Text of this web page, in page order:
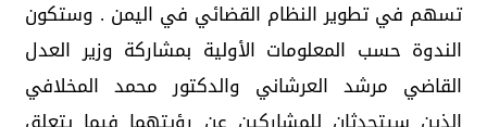
تسهم في تطوير النظام القضائي في اليمن . وستكون
الندوة حسب المعلومات الأولية بمشاركة وزير العدل
القاضي مرشد العرشاني والدكتور محمد المخلافي